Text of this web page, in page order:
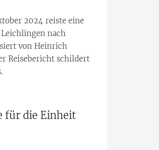
2024 reiste eine
nach
von Heinrich
Reisebericht schildert
für die Einheit